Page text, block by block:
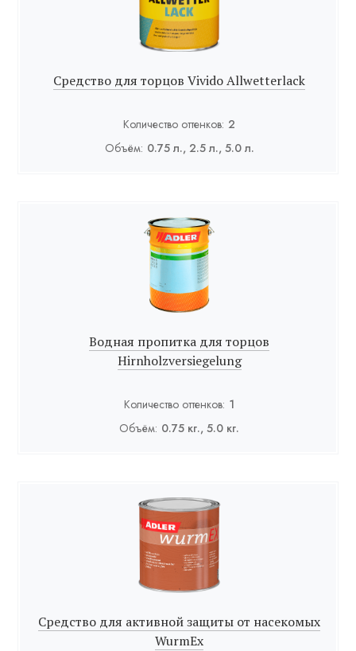
Средство для торцов Vivido Allwetterlack
Количество оттенков: 2
Объём: 0.75 л., 2.5 л., 5.0 л.
Водная пропитка для торцов
Hirnholzversiegelung
Количество оттенков: 1
Объём: 0.75 кг., 5.0 кг.
Средство для активной защиты от насекомых
WurmEx